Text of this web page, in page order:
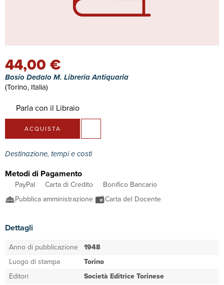
44,00 €
Bosio Dedalo M. Libreria Antiquaria
(Torino, Italia)
Parla con il Libraio
ACQUISTA
Destinazione, tempi e costi
Metodi di Pagamento
PayPal Carta di Credito
Bonifico Bancario
Pubblica amministrazione
Carta del Docente
Dettagli
Anno di pubblicazione 1948
Luogo di stampa
Torino
Editori
Società Editrice Torinese